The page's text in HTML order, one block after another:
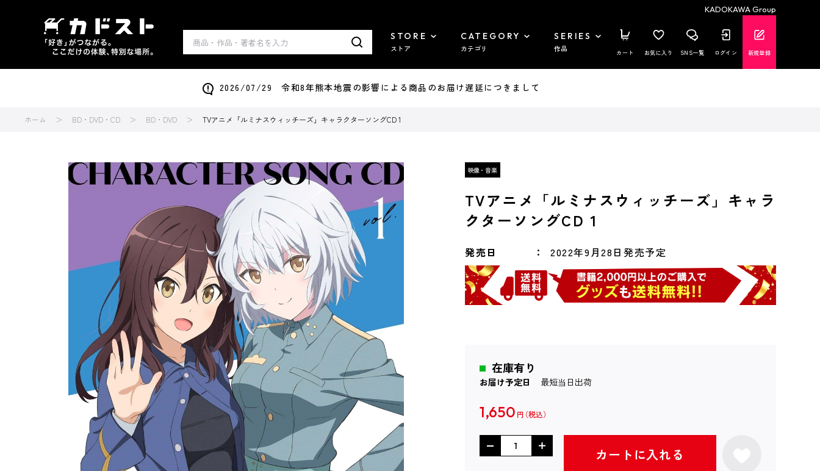
KADOKAWA Group
STORE
ストア
CATEGORY
カテゴリ
SERIES
作品 カート お気に入り SNS一覧 ログイン 新規登録
2026/07/29 令和8年熊本地震の影響による商品のお届け遅延につきまして
ホーム BD・DVD・CD BD・DVD TVアニメ「ルミナスウィッチーズ」キャラクターソングCD 1
TVアニメ「ルミナスウィッチーズ」キャラ
クターソングCD 1
発売日 2022年9月28日発売予定
在庫有り
お届け予定日 最短当日出荷
1,650 円
カートに入れる